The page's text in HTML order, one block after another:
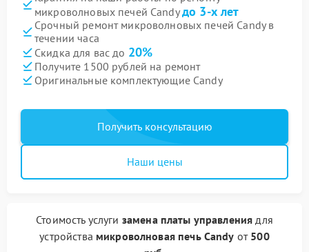
микроволновых печей Candyдо 3-х лет
Срочный ремонт микроволновых печей Candy в
течении часа
Скидка для вас до 20%
Получите 1500 рублей на ремонт
Оригинальные комплектующие Candy
Получить консультацию
Наши цены
Стоимость услуги замена платы управления для
устройства микроволновая печь Candy от 500